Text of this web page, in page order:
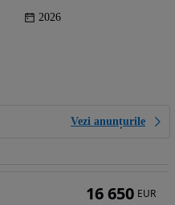
2026
Vezi anunțurile
16 650 EUR